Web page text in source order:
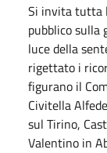
Si invita tutta
pubblico sulla
luce della
rigettato i
figurano il
Civitella
sul Tirino,
Valentino in